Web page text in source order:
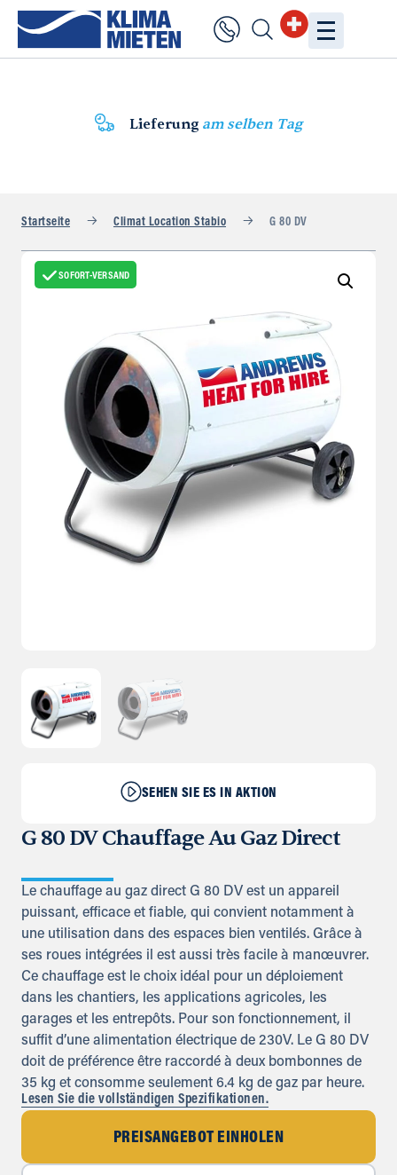
Lieferung am selben Tag
Startseite Climat Location Stabio G 80 DV
SOFORT-VERSAND
SEHEN SIE ES IN AKTION
G 80 DV Chauffage Au Gaz Direct
Le chauffage au gaz direct G 80 DV est un appareil
puissant, efficace et fiable, qui convient notamment à
une utilisation dans des espaces bien ventilés. Grâce à
ses roues intégrées il est aussi très facile à manœuvrer.
Ce chauffage est le choix idéal pour un déploiement
dans les chantiers, les applications agricoles, les
garages et les entrepôts. Pour son fonctionnement, il
suffit d’une alimentation électrique de 230V. Le G 80 DV
doit de préférence être raccordé à deux bombonnes de
35 kg et consomme seulement 6.4 kg de gaz par heure.
Lesen Sie die vollständigen Spezifikationen.
PREISANGEBOT EINHOLEN